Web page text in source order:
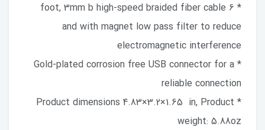
* 6 foot, 3mm b high-speed braided fiber cable
and with magnet low pass filter to reduce
electromagnetic interference
* Gold-plated corrosion free USB connector for a
reliable connection
* Product dimensions 4.83×3.2×1.65 in, Product
weight: 5.88oz